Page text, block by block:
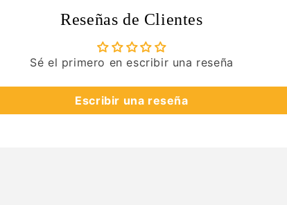
Reseñas de Clientes
Sé el primero en escribir una reseña
Escribir una reseña